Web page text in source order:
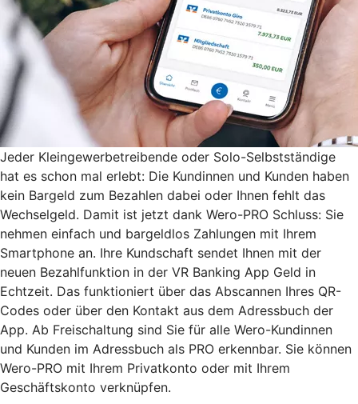
Jeder Kleingewerbetreibende oder Solo-Selbstständige
hat es schon mal erlebt: Die Kundinnen und Kunden haben
kein Bargeld zum Bezahlen dabei oder Ihnen fehlt das
Wechselgeld. Damit ist jetzt dank Wero-PRO Schluss: Sie
nehmen einfach und bargeldlos Zahlungen mit Ihrem
Smartphone an. Ihre Kundschaft sendet Ihnen mit der
neuen Bezahlfunktion in der VR Banking App Geld in
Echtzeit. Das funktioniert über das Abscannen Ihres QR-
Codes oder über den Kontakt aus dem Adressbuch der
App. Ab Freischaltung sind Sie für alle Wero-Kundinnen
und Kunden im Adressbuch als PRO erkennbar. Sie können
Wero-PRO mit Ihrem Privatkonto oder mit Ihrem
Geschäftskonto verknüpfen.